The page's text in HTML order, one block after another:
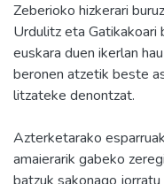
Zeberioko hizkerari
Urdulitz eta Gatikakoari
euskara duen ikerlan
beronen atzetik beste
litzateke denontzat.
Azterketarako
amaierarik gabeko